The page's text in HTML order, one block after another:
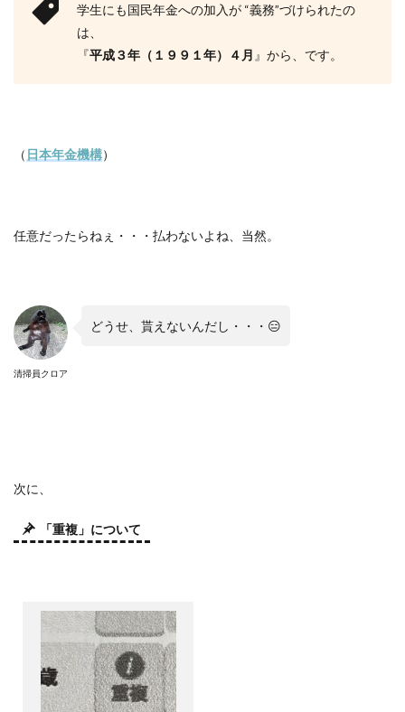
学生にも国民年金への加入が “義務”づけられたの
は、
『平成３年（１９９１年）４月 』から、です。
（ 日本年金機構）
任意だったらねぇ・・・払わないよね、当然。
清掃員クロア
どうせ、貰えないんだし・・・ 😑
次に、
「重複」について